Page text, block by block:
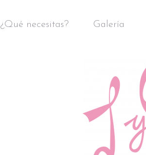
¿Qué necesitas? Galería